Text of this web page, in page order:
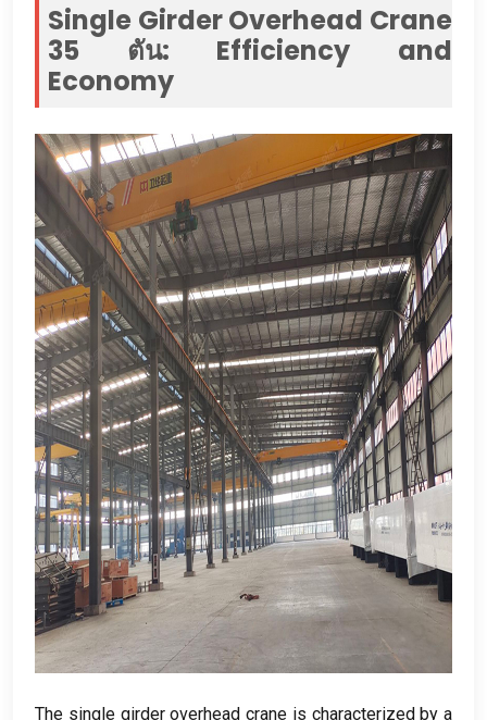
Single Girder Overhead Crane
35 ตัน: Efficiency and
Economy
The single girder overhead crane is characterized by a